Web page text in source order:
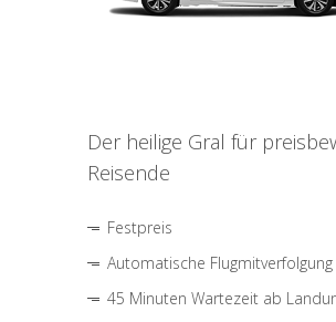
Der heilige Gral für
Reisende
Festpreis
Automatische Flugmitverfolgung
45 Minuten Wartezeit ab